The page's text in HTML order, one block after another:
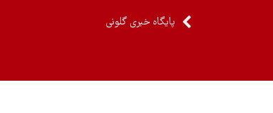
پایگاه خبری گلونی